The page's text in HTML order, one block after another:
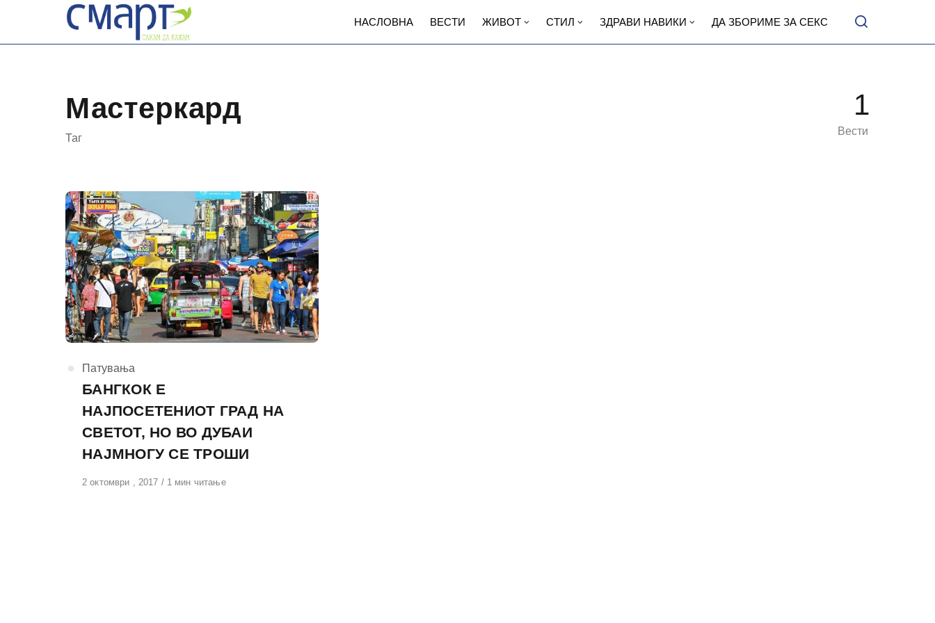
content
НАСЛОВНА ВЕСТИ ЖИВОТ СТИЛ ЗДРАВИ НАВИКИ ДА ЗБОРИМЕ ЗА СЕКС
Мастеркард
Таг
1
Вести
КАтегорија
Патувања
БАНГКОК Е
НАЈПОСЕТЕНИОТ ГРАД НА
СВЕТОТ, НО ВО ДУБАИ
НАЈМНОГУ СЕ ТРОШИ
Објавено
2 октомври , 2017 1 мин читање